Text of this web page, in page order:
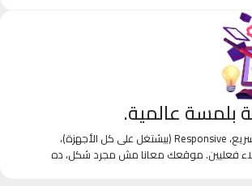
بلمسة عالمية.
بنصمم لك موقع سريع، Responsive (بيشتغل على كل الأجهزة)،
فعليين. موقعك معانا مش مجرد شكل، ده